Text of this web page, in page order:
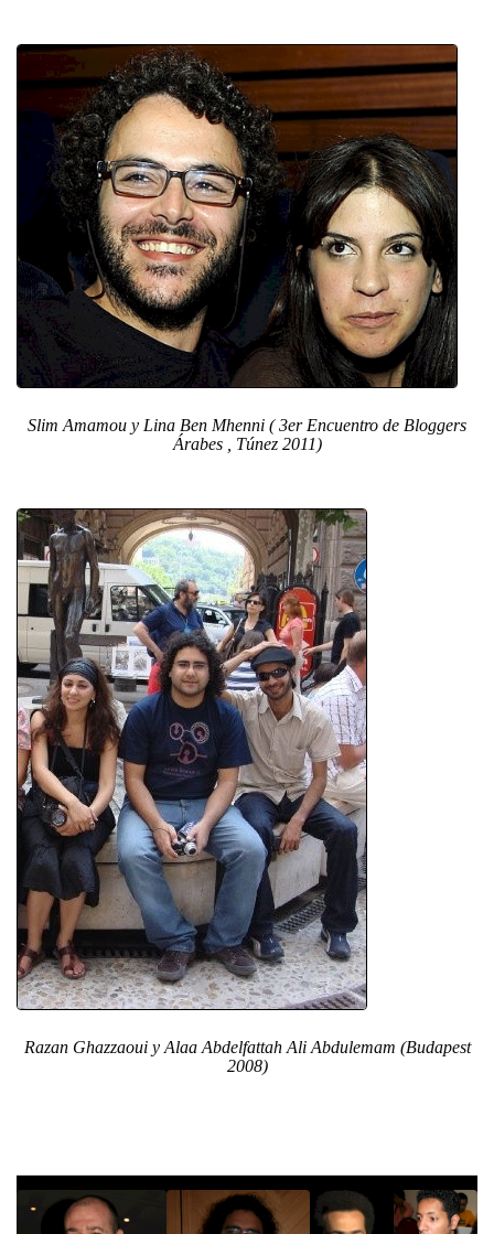
Slim Amamou y Lina Ben Mhenni ( 3er Encuentro de Bloggers
Árabes , Túnez 2011)
Razan Ghazzaoui y Alaa Abdelfattah Ali Abdulemam (Budapest
2008)